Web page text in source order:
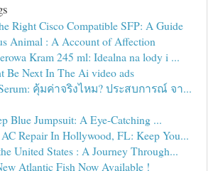
Right Cisco Compatible SFP: A Guide
Animal : A Account of Affection
Kram 245 ml: Idealna na lody i ...
Be Next In The Ai video ads
คุ้มค่าจริงไหม? ประสบการณ์ จา...
Blue Jumpsuit: A Eye-Catching ...
Repair In Hollywood, FL: Keep You...
United States : A Journey Through...
Atlantic Fish Now Available !